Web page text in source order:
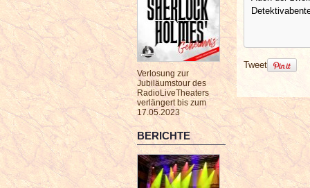
Verlosung zur
Jubiläumstour des
RadioLiveTheaters
verlängert bis zum
17.05.2023
BERICHTE
Tweet